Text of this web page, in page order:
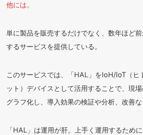
他には。
単に製品を販売するだけでなく、数年ほど
するサービスを提供している。
このサービスでは、「HAL」をIoH/IoT（ヒ
ット）デバイスとして活用することで、現
グラフ化し、導入効果の検証や分析、改善な
「HAL」は運用が肝。上手く運用するため